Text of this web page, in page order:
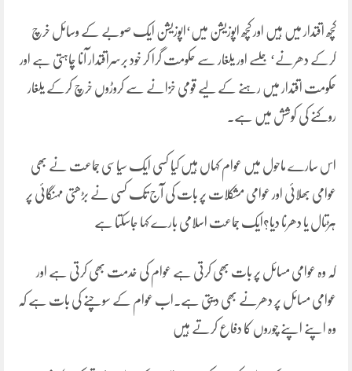
کچھ اقتدار میں ہیں اور کچھ اپوزیشن میں‘اپوزیشن ایک صوبے کے وسائل خرچ
کرکے دھرنے‘ جلسے اور یلغار سے حکومت گرا کر خود برسراقتدار آنا چاہتی ہے اور
حکومت اقتدار میں رہنے کے لیے قومی خزانے سے کروڑوں خرچ کرکے یلغار
روکنے کی کوشش میں ہے۔
اس سارے ماحول میں عوام کہاں ہیں کیا کسی ایک سیاسی جماعت نے بھی
عوامی بھلائی اور عوامی مشکلات پر بات کی آج تک کسی نے بڑھتی مہنگائی پر
ہڑتال یا دھرنا دیا؟ایک جماعت اسلامی بارے کہا جاسکتا ہے
کہ وہ عوامی مسائل پر بات بھی کرتی ہے عوام کی خدمت بھی کرتی ہے اور
عوامی مسائل پر دھرنے بھی دیتی ہے۔اب عوام کے سوچنے کی بات ہے کہ
وہ اپنے اپنے چوروں کا دفاع کرتے ہیں